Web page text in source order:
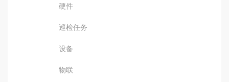
硬件
巡检任务
设备
物联